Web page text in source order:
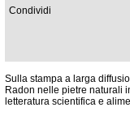
Condividi
Sulla stampa a larga
Radon nelle pietre naturali
letteratura scientifica e